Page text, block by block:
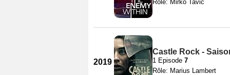
Rôle: Mirko Tavic
2019
Castle Rock -
1 Episode 7
Rôle: Marius Lambert